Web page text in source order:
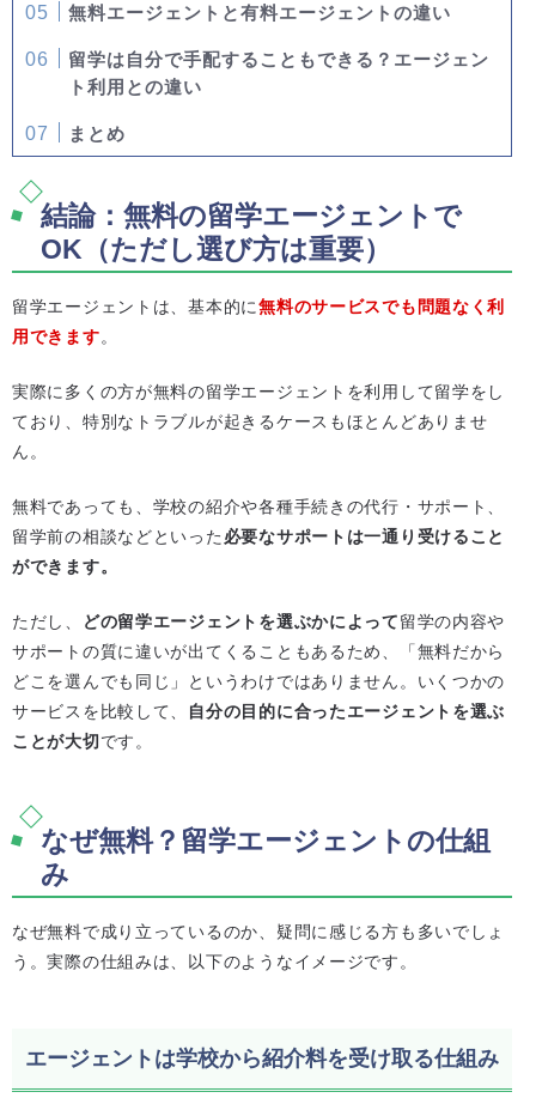
無料エージェントと有料エージェントの違い
留学は自分で手配することもできる？エージェン
ト利用との違い
まとめ
結論：無料の留学エージェントで
OK（ただし選び方は重要）
留学エージェントは、基本的に無料のサービスでも問題なく利
用できます。
実際に多くの方が無料の留学エージェントを利用して留学をし
ており、特別なトラブルが起きるケースもほとんどありませ
ん。
無料であっても、学校の紹介や各種手続きの代行・サポート、
留学前の相談などといった 必要なサポートは一通り受けること
ができます。
ただし、 どの留学エージェントを選ぶかによって留学の内容や
サポートの質に違いが出てくることもあるため、「無料だから
どこを選んでも同じ」というわけではありません。いくつかの
サービスを比較して、
自分の目的に合ったエージェントを選ぶ
ことが大切です。
なぜ無料？留学エージェントの仕組
み
なぜ無料で成り立っているのか、疑問に感じる方も多いでしょ
う。実際の仕組みは、以下のようなイメージです。
エージェントは学校から紹介料を受け取る仕組み